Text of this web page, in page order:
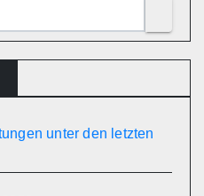
unter den letzten